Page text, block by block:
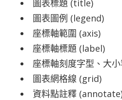
圖表標題 (title)
圖表圖例 (legend)
座標軸範圍 (axis)
座標軸標題 (label)
座標軸刻度字型、大
圖表網格線 (grid)
資料點註釋